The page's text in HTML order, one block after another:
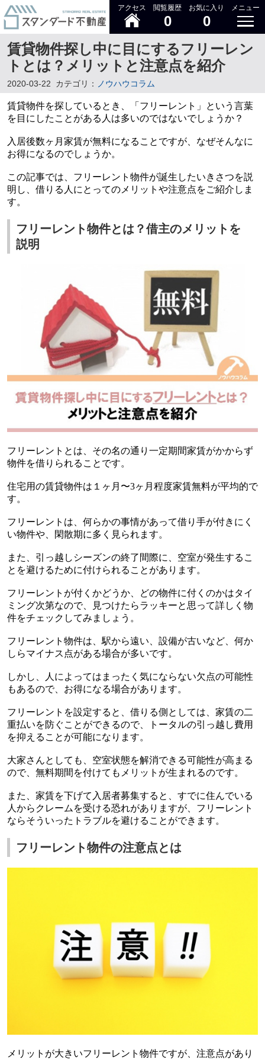
アクセス 閲覧履歴
0
お気に入り
0
メニュー
賃貸物件探し中に目にするフリーレン
トとは？メリットと注意点を紹介
2020-03-22 カテゴリ： ノウハウコラム
賃貸物件を探しているとき、「フリーレント」という言葉
を目にしたことがある人は多いのではないでしょうか？
入居後数ヶ月家賃が無料になることですが、なぜそんなに
お得になるのでしょうか。
この記事では、フリーレント物件が誕生したいきさつを説
明し、借りる人にとってのメリットや注意点をご紹介しま
す。
フリーレント物件とは？借主のメリットを
説明
フリーレントとは、その名の通り一定期間家賃がかからず
物件を借りられることです。
住宅用の賃貸物件は１ヶ月〜3ヶ月程度家賃無料が平均的で
す。
フリーレントは、何らかの事情があって借り手が付きにく
い物件や、閑散期に多く見られます。
また、引っ越しシーズンの終了間際に、空室が発生するこ
とを避けるために付けられることがあります。
フリーレントが付くかどうか、どの物件に付くのかはタイ
ミング次第なので、見つけたらラッキーと思って詳しく物
件をチェックしてみましょう。
フリーレント物件は、駅から遠い、設備が古いなど、何か
しらマイナス点がある場合が多いです。
しかし、人によってはまったく気にならない欠点の可能性
もあるので、お得になる場合があります。
フリーレントを設定すると、借りる側としては、家賃の二
重払いを防ぐことができるので、トータルの引っ越し費用
を抑えることが可能になります。
大家さんとしても、空室状態を解消できる可能性が高まる
ので、無料期間を付けてもメリットが生まれるのです。
また、家賃を下げて入居者募集すると、すでに住んでいる
人からクレームを受ける恐れがありますが、フリーレント
ならそういったトラブルを避けることができます。
フリーレント物件の注意点とは
メリットが大きいフリーレント物件ですが、注意点があり